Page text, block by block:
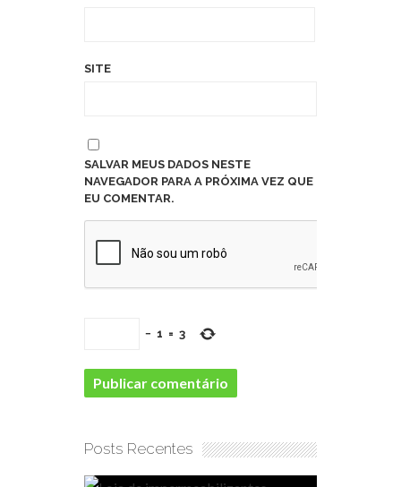
SITE
SALVAR MEUS DADOS NESTE
NAVEGADOR PARA A PRÓXIMA VEZ QUE
EU COMENTAR.
− 1 = 3
Posts Recentes